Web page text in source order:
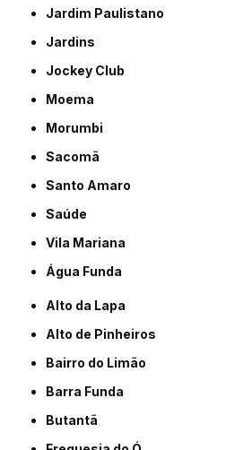
Jardim Paulistano
Jardins
Jockey Club
Moema
Morumbi
Sacomã
Santo Amaro
Saúde
Vila Mariana
Água Funda
Alto da Lapa
Alto de Pinheiros
Bairro do Limão
Barra Funda
Butantã